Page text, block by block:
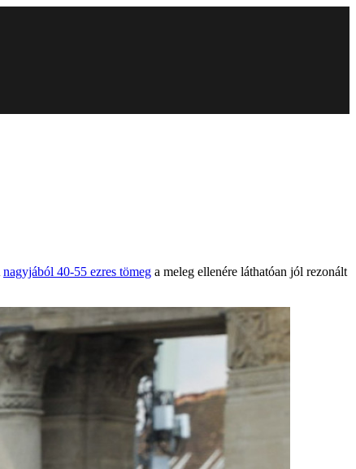
nagyjából 40-55 ezres tömeg a meleg ellenére láthatóan jól rezonált